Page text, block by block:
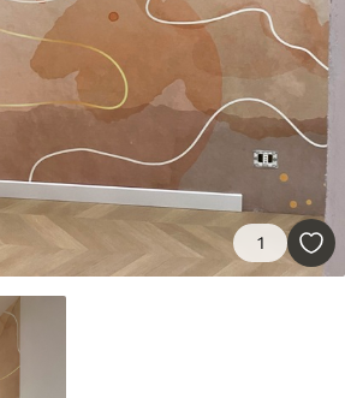
1